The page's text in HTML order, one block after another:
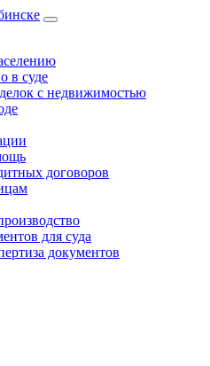
в суде
с недвижимостью
договоров
для суда
документов